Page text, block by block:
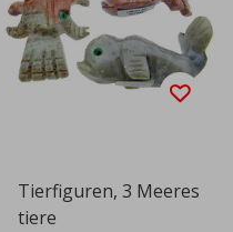
Tierfiguren, 3 Meeres
tiere